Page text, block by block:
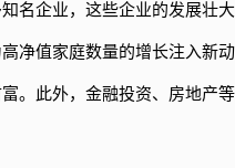
名企业，这些企业的发展壮
净值家庭数量的增长注入新
。此外，金融投资、房地产